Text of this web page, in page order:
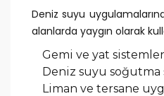
Deniz suyu
alanlarda yaygın olarak
Gemi ve yat
Deniz suyu soğutma
Liman ve tersane